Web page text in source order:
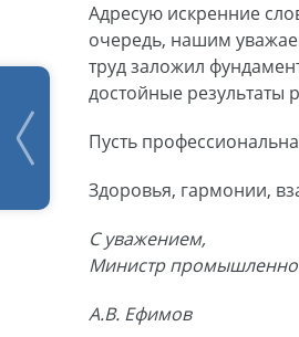
Адресую искренние
очередь, нашим
труд заложил
достойные результаты
Пусть
Здоровья, гармонии,
С уважением,
Министр
А.В. Ефимов